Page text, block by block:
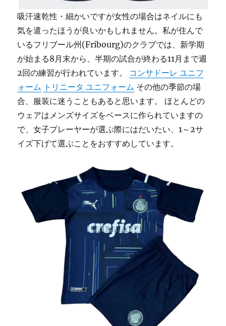
吸汗速乾性・細かいですが女性の場合はネイルにも
気を遣ったほうが良いかもしれません。私が住んで
いるフリブール州(Fribourg)のクラブでは、新学期
が始まる8月末から、半期の試合が終わる11月まで週
2回の練習が行われています。 コンサドーレ ユニフ
ォーム トリニータ ユニフォーム その他の季節の場
合、服装に迷うこともあると思います。 ほとんどの
ウェアはメンズサイズをベースに作られていますの
で、女子プレーヤーが選ぶ際にはだいたい、1～2サ
イズ下げて選ぶことをおすすめしています。